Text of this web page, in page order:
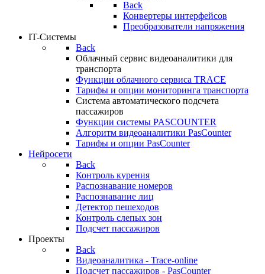
Back
Конвертеры интерфейсов
Преобразователи напряжения
IT-Системы
Back
Облачный сервис видеоаналитики для
транспорта
Функции облачного сервиса TRACE
Тарифы и опции мониторинга транспорта
Система автоматического подсчета
пассажиров
Функции системы PASCOUNTER
Алгоритм видеоаналитики PasCounter
Тарифы и опции PasCounter
Нейросети
Back
Контроль курения
Распознавание номеров
Распознавание лиц
Детектор пешеходов
Контроль слепых зон
Подсчет пассажиров
Проекты
Back
Видеоаналитика - Trace-online
Подсчет пассажиров - PasCounter